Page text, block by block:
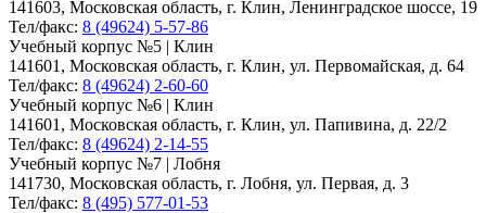
141603, Московская область, г. Клин, Ленинградское шоссе, 19
Тел/факс: 8 (49624) 5-57-86
Учебный корпус №5 | Клин
141601, Московская область, г. Клин, ул. Первомайская, д. 64
Тел/факс: 8 (49624) 2-60-60
Учебный корпус №6 | Клин
141601, Московская область, г. Клин, ул. Папивина, д. 22/2
Тел/факс: 8 (49624) 2-14-55
Учебный корпус №7 | Лобня
141730, Московская область, г. Лобня, ул. Первая, д. 3
Тел/факс: 8 (495) 577-01-53